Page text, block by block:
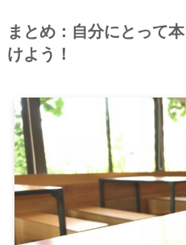
まとめ：自分にとって
けよう！